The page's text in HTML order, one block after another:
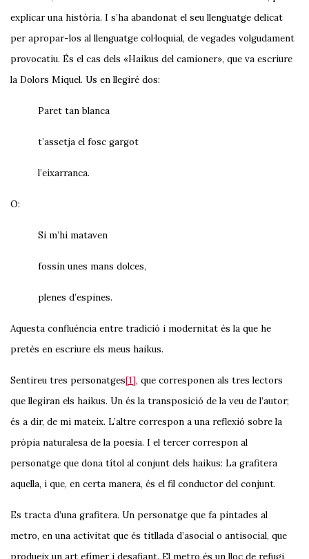
explicar una història. I s’ha abandonat el seu llenguatge delicat
per apropar-los al llenguatge col·loquial, de vegades volgudament
provocatiu. És el cas dels «Haikus del camioner», que va escriure
la Dolors Miquel. Us en llegiré dos:
Paret tan blanca
t’assetja el fosc gargot
l’eixarranca.
O:
Si m’hi mataven
fossin unes mans dolces,
plenes d’espines.
Aquesta confluència entre tradició i modernitat és la que he
pretès en escriure els meus haikus.
Sentireu tres personatges[1], que corresponen als tres lectors
que llegiran els haikus. Un és la transposició de la veu de l’autor;
és a dir, de mi mateix. L’altre correspon a una reflexió sobre la
pròpia naturalesa de la poesia. I el tercer correspon al
personatge que dona títol al conjunt dels haikus: La grafitera
aquella, i que, en certa manera, és el fil conductor del conjunt.
Es tracta d’una grafitera. Un personatge que fa pintades al
metro, en una activitat que és titllada d’asocial o antisocial, que
produeix un art efímer i desafiant. El metro és un lloc de refugi